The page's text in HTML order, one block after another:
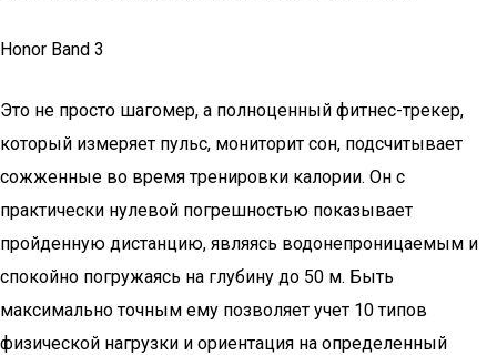
Honor Band 3
Это не просто шагомер, а полноценный фитнес-трекер,
который измеряет пульс, мониторит сон, подсчитывает
сожженные во время тренировки калории. Он с
практически нулевой погрешностью показывает
пройденную дистанцию, являясь водонепроницаемым и
спокойно погружаясь на глубину до 50 м. Быть
максимально точным ему позволяет учет 10 типов
физической нагрузки и ориентация на определенный